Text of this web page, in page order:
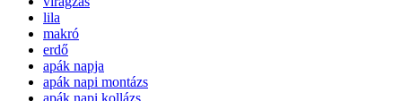
lila
makró
erdő
apák napja
apák napi montázs